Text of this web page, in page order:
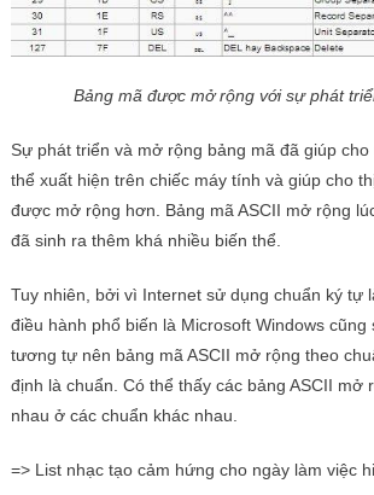
Bảng mã được mở rộng với sự phát
Sự phát triển và mở rộng bảng mã đã giúp
thể xuất hiện trên chiếc máy tính và giúp cho
được mở rộng hơn. Bảng mã ASCII mở rộng
đã sinh ra thêm khá nhiều biến thể.
Tuy nhiên, bởi vì Internet sử dụng chuẩn ký tự
điều hành phổ biến là Microsoft Windows cũng
tương tự nên bảng mã ASCII mở rộng theo
định là chuẩn. Có thể thấy các bảng ASCII mở
nhau ở các chuẩn khác nhau.
=> List nhạc tạo cảm hứng cho ngày làm việc